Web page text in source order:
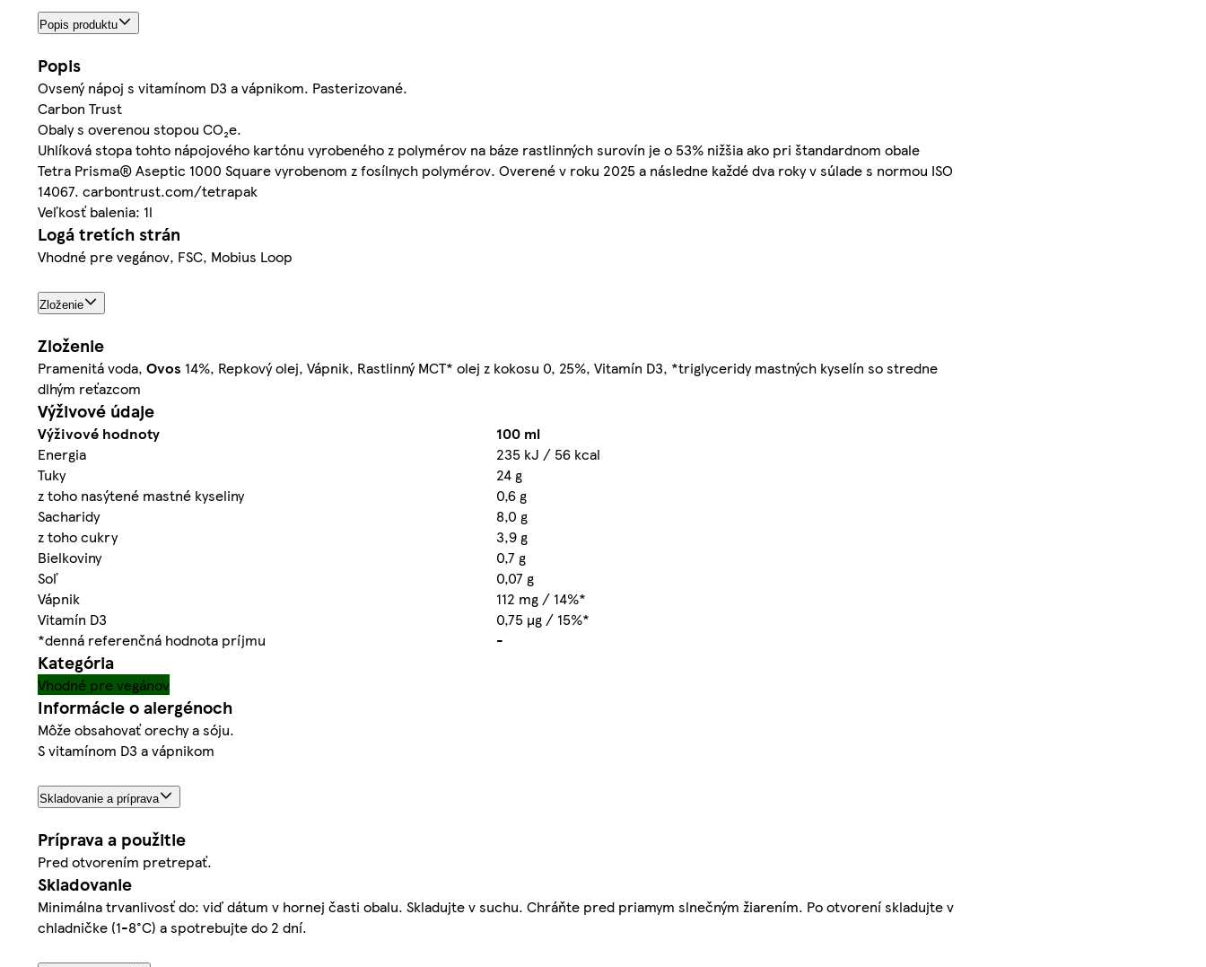
Popis produktu
Popis
Ovsený nápoj s vitamínom D3 a vápnikom. Pasterizované.
Carbon Trust
Obaly s overenou stopou CO₂e.
Uhlíková stopa tohto nápojového kartónu vyrobeného z polymérov na báze rastlinných surovín je o 53% nižšia ako pri štandardnom obale
Tetra Prisma® Aseptic 1000 Square vyrobenom z fosílnych polymérov. Overené v roku 2025 a následne každé dva roky v súlade s normou ISO
14067. carbontrust.com/tetrapak
Veľkosť balenia: 1l
Logá tretích strán
Vhodné pre vegánov, FSC, Mobius Loop
Zloženie
Zloženie
Pramenitá voda, Ovos 14%, Repkový olej, Vápnik, Rastlinný MCT* olej z kokosu 0, 25%, Vitamín D3, *triglyceridy mastných kyselín so stredne
dlhým reťazcom
Výživové údaje
Výživové hodnoty
100 ml
Energia
235 kJ / 56 kcal
Tuky
24 g
z toho nasýtené mastné kyseliny
0,6 g
Sacharidy
8,0 g
z toho cukry
3,9 g
Bielkoviny
0,7 g
Soľ
0,07 g
Vápnik
112 mg / 14%*
Vitamín D3
0,75 µg / 15%*
*denná referenčná hodnota príjmu
-
Kategória
Vhodné pre vegánov
Informácie o alergénoch
Môže obsahovať orechy a sóju.
S vitamínom D3 a vápnikom
Skladovanie a príprava
Príprava a použitie
Pred otvorením pretrepať.
Skladovanie
Minimálna trvanlivosť do: viď dátum v hornej časti obalu. Skladujte v suchu. Chráňte pred priamym slnečným žiarením. Po otvorení skladujte v
chladničke (1-8°C) a spotrebujte do 2 dní.